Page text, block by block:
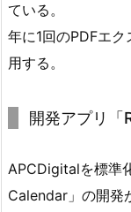
ている。
年に1回のPDFエ
用する。
開発アプリ「
APCDigitalを標準
Calendar」の開発